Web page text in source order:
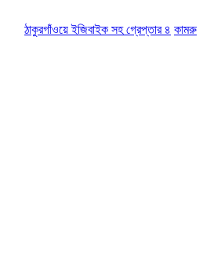
ঠাকুরগাঁওয়ে ইজিবাইক সহ গ্রেপ্তার ৪ কামরুল-জসিম